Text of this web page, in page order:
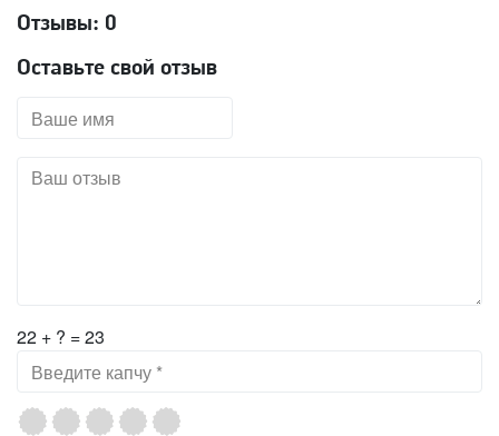
Отзывы: 0
Оставьте свой отзыв
22 + ? = 23